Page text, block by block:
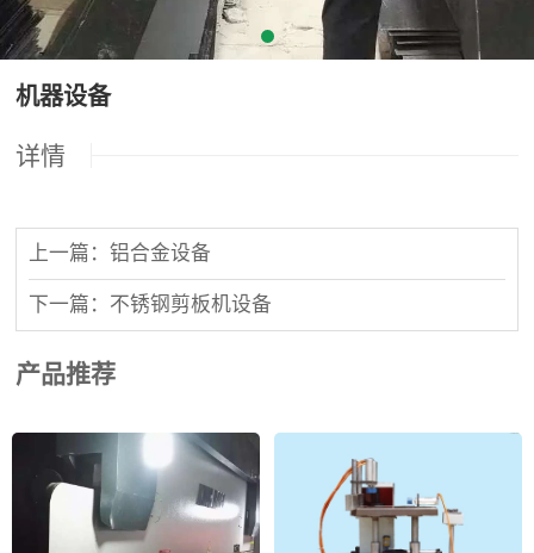
机器设备
详情
上一篇：铝合金设备
下一篇：不锈钢剪板机设备
产品推荐